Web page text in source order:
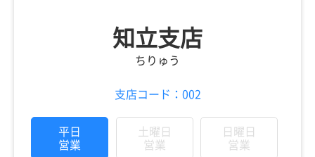
知立支店
ちりゅう
支店コード：002
平日
営業
土曜日
営業
日曜日
営業